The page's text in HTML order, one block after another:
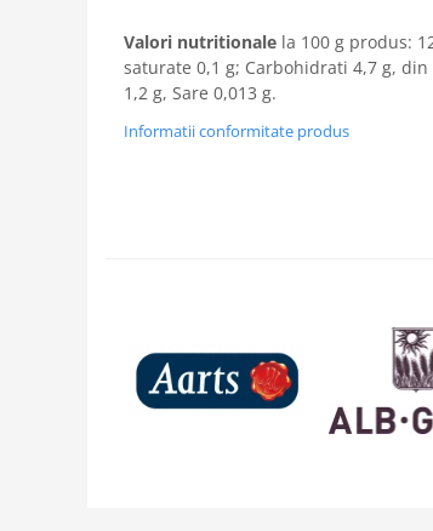
Valori nutritionale la 100 g produs:
saturate 0,1 g; Carbohidrati 4,7 g,
1,2 g, Sare 0,013 g.
Informatii conformitate produs